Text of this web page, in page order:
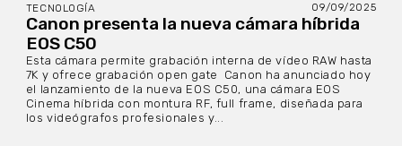
TECNOLOGÍA 09/09/2025
Canon presenta la nueva cámara híbrida
EOS C50
Esta cámara permite grabación interna de vídeo RAW hasta
7K y ofrece grabación open gate Canon ha anunciado hoy
el lanzamiento de la nueva EOS C50, una cámara EOS
Cinema híbrida con montura RF, full frame, diseñada para
los videógrafos profesionales y...